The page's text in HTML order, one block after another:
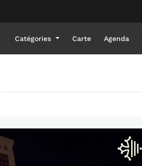
Catégories Carte Agenda